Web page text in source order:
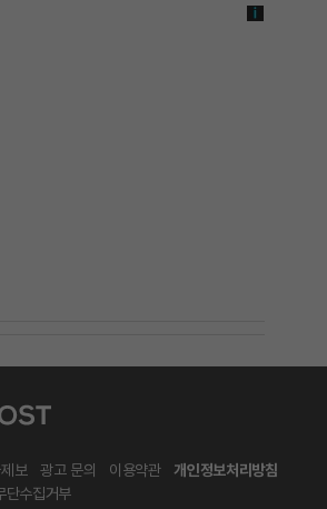
보 광고 문의 이용약관
개인정보처리방침
단수집거부